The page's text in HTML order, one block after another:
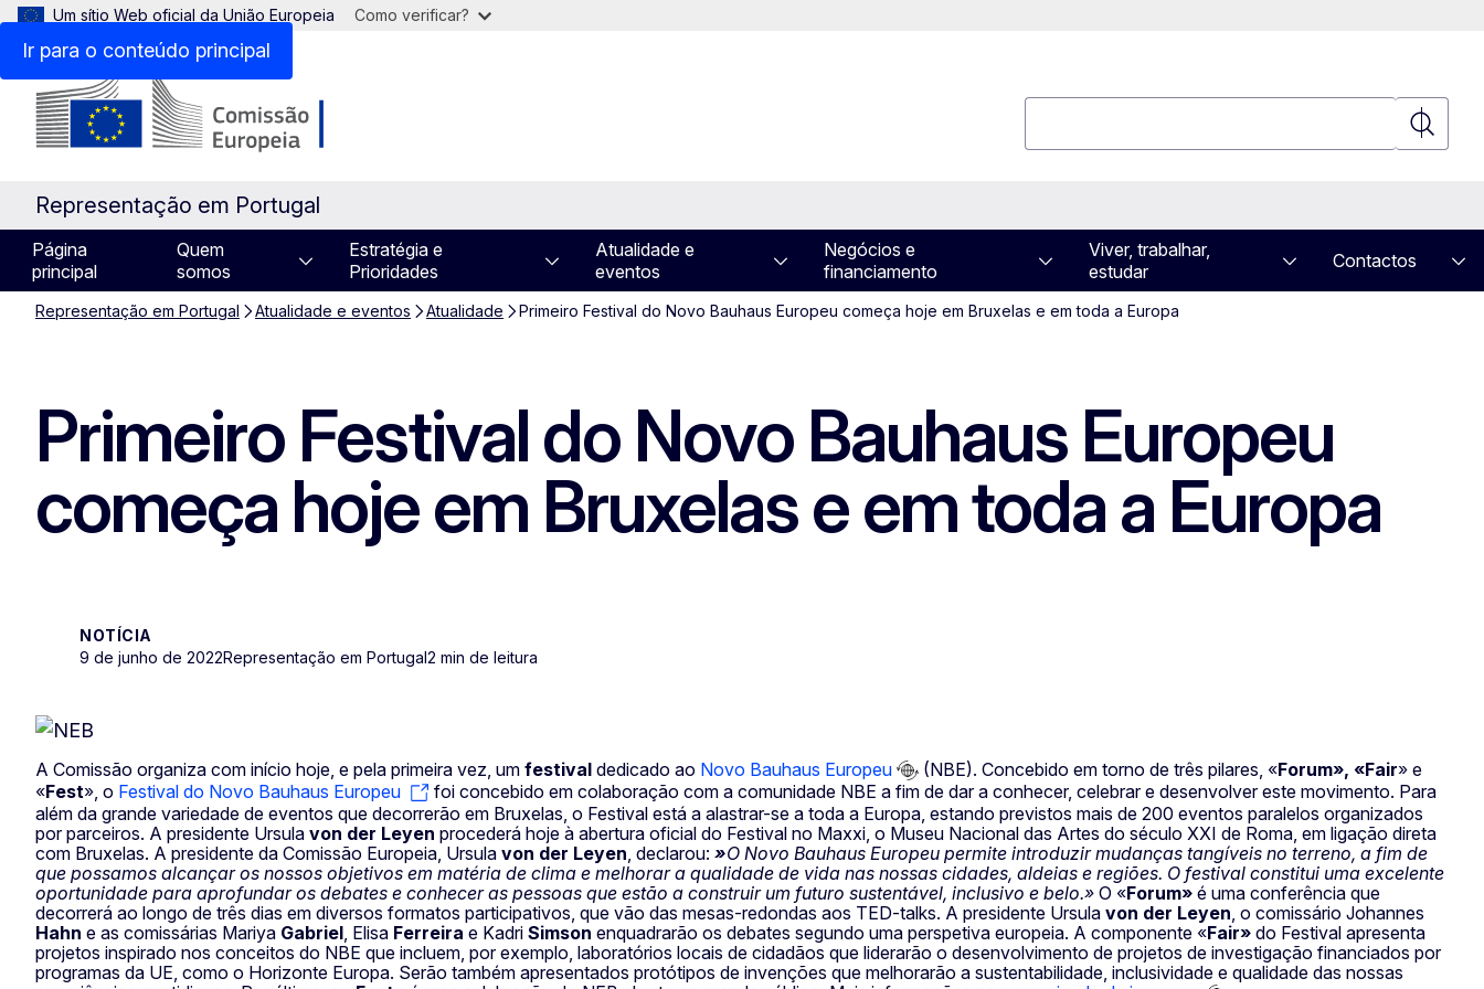
Ir para o conteúdo principal
Um sítio Web oficial da União Europeia Como verificar?
Representação em Portugal
Página
principal
Quem
somos
Estratégia e
Prioridades
Atualidade e
eventos
Negócios e
financiamento
Viver, trabalhar,
estudar
Contactos
Representação em Portugal Atualidade e eventos Atualidade Primeiro Festival do Novo Bauhaus Europeu começa hoje em Bruxelas e em toda a Europa
Primeiro Festival do Novo Bauhaus Europeu
começa hoje em Bruxelas e em toda a Europa
NOTÍCIA
9 de junho de 2022Representação em Portugal2 min de leitura
A Comissão organiza com início hoje, e pela primeira vez, um festival dedicado ao Novo Bauhaus Europeu (NBE). Concebido em torno de três pilares, «Forum», «Fair» e
«Fest», o Festival do Novo Bauhaus Europeu
foi concebido em colaboração com a comunidade NBE a fim de dar a conhecer, celebrar e desenvolver este movimento. Para
além da grande variedade de eventos que decorrerão em Bruxelas, o Festival está a alastrar-se a toda a Europa, estando previstos mais de 200 eventos paralelos organizados
por parceiros. A presidente Ursula von der Leyen procederá hoje à abertura oficial do Festival no Maxxi, o Museu Nacional das Artes do século XXI de Roma, em ligação direta
com Bruxelas. A presidente da Comissão Europeia, Ursula von der Leyen, declarou: »O Novo Bauhaus Europeu permite introduzir mudanças tangíveis no terreno, a fim de
que possamos alcançar os nossos objetivos em matéria de clima e melhorar a qualidade de vida nas nossas cidades, aldeias e regiões. O festival constitui uma excelente
oportunidade para aprofundar os debates e conhecer as pessoas que estão a construir um futuro sustentável, inclusivo e belo.» O «Forum» é uma conferência que
decorrerá ao longo de três dias em diversos formatos participativos, que vão das mesas-redondas aos TED-talks. A presidente Ursula von der Leyen, o comissário Johannes
Hahn e as comissárias Mariya Gabriel, Elisa Ferreira e Kadri Simson enquadrarão os debates segundo uma perspetiva europeia. A componente «Fair» do Festival apresenta
projetos inspirado nos conceitos do NBE que incluem, por exemplo, laboratórios locais de cidadãos que liderarão o desenvolvimento de projetos de investigação financiados por
programas da UE, como o Horizonte Europa. Serão também apresentados protótipos de invenções que melhorarão a sustentabilidade, inclusividade e qualidade das nossas